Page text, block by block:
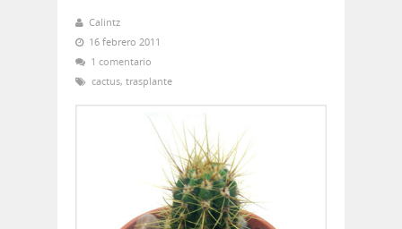
Calintz
16 febrero 2011
1 comentario
cactus, trasplante